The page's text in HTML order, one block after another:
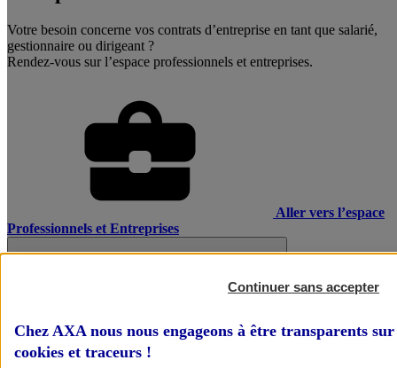
Votre besoin concerne vos contrats d’entreprise en tant que salarié,
gestionnaire ou dirigeant ?
Rendez-vous sur l’espace professionnels et entreprises.
Aller vers l’espace
Professionnels et Entreprises
Continuer sans accepter
Chez AXA nous nous engageons à être transparents
cookies et traceurs !